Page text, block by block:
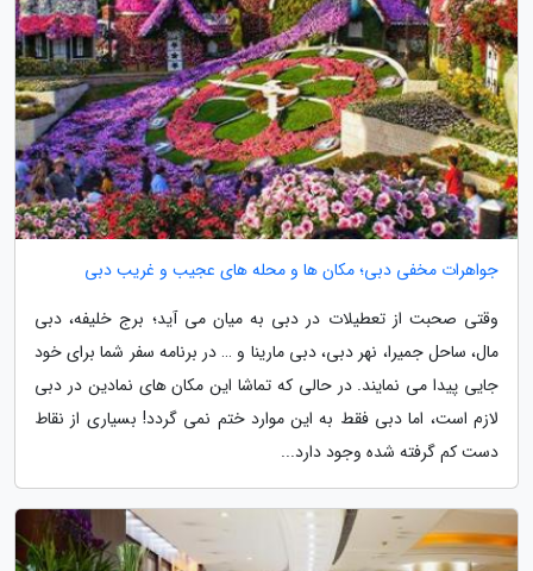
جواهرات مخفی دبی؛ مکان ها و محله های عجیب و غریب دبی
وقتی صحبت از تعطیلات در دبی به میان می آید؛ برج خلیفه، دبی
مال، ساحل جمیرا، نهر دبی، دبی مارینا و … در برنامه سفر شما برای خود
جایی پیدا می نمایند. در حالی که تماشا این مکان های نمادین در دبی
لازم است، اما دبی فقط به این موارد ختم نمی گردد! بسیاری از نقاط
دست کم گرفته شده وجود دارد...